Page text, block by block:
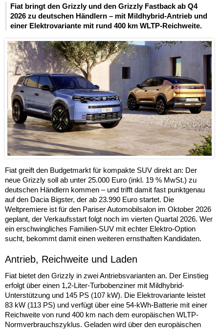
Fiat bringt den Grizzly und den Grizzly Fastback ab Q4
2026 zu deutschen Händlern – mit Mildhybrid-Antrieb und
einer Elektrovariante mit rund 400 km WLTP-Reichweite.
Fiat greift den Budgetmarkt für kompakte SUV direkt an: Der
neue Grizzly soll ab unter 25.000 Euro (inkl. 19 % MwSt.) zu
deutschen Händlern kommen – und trifft damit fast punktgenau
auf den Dacia Bigster, der ab 23.990 Euro startet. Die
Weltpremiere ist für den Pariser Automobilsalon im Oktober 2026
geplant, der Verkaufsstart folgt noch im vierten Quartal 2026. Wer
ein erschwingliches Familien-SUV mit echter Elektro-Option
sucht, bekommt damit einen weiteren ernsthaften Kandidaten.
Antrieb, Reichweite und Laden
Fiat bietet den Grizzly in zwei Antriebsvarianten an. Der Einstieg
erfolgt über einen 1,2-Liter-Turbobenziner mit Mildhybrid-
Unterstützung und 145 PS (107 kW). Die Elektrovariante leistet
83 kW (113 PS) und verfügt über eine 54-kWh-Batterie mit einer
Reichweite von rund 400 km nach dem europäischen WLTP-
Normverbrauchszyklus. Geladen wird über den europäischen